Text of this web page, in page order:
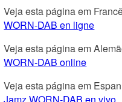
Veja esta página em
WORN-DAB en ligne
Veja esta página em
WORN-DAB online
Veja esta página em
Jamz WORN-DAB en vivo